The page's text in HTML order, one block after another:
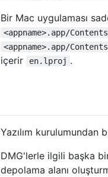
Bir Mac uygulaması
<appname>.app/
<appname>.app/
içerir
en.lproj .
Yazılım kurulumundan
DMG'lerle ilgili başka
depolama alanı